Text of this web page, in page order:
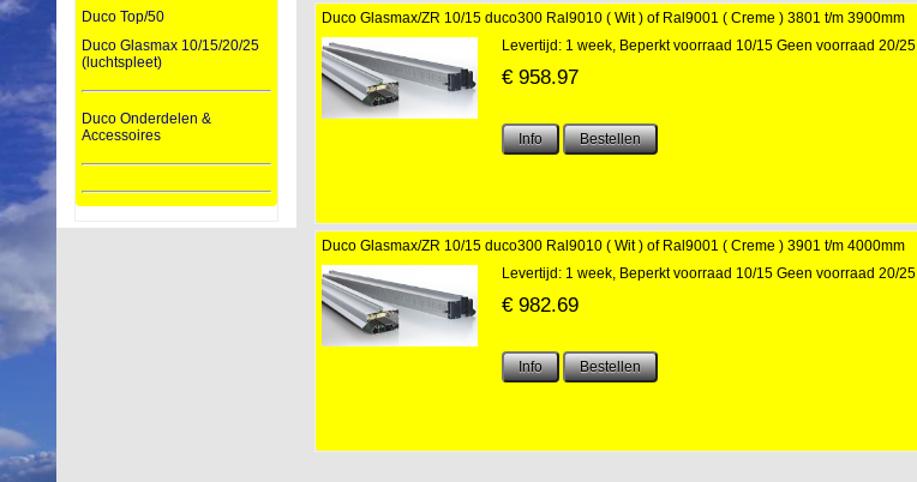
Duco Top/50
Duco Glasmax 10/15/20/25
(luchtspleet)
Duco Onderdelen &
Accessoires
Duco Glasmax/ZR 10/15 duco300 Ral9010 ( Wit ) of Ral9001 ( Creme ) 3801 t/m 3900mm
Levertijd: 1 week, Beperkt voorraad 10/15 Geen voorraad 20/25
€ 958.97
Duco Glasmax/ZR 10/15 duco300 Ral9010 ( Wit ) of Ral9001 ( Creme ) 3901 t/m 4000mm
Levertijd: 1 week, Beperkt voorraad 10/15 Geen voorraad 20/25
€ 982.69